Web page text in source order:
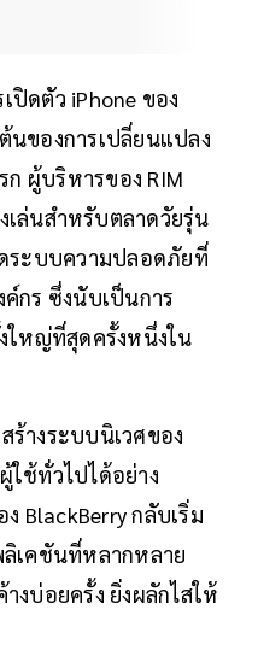
ปิดตัว iPhone ของ
นของการเปลี่ยนแปลง
ผู้บริหารของ RIM
เล่นสำหรับตลาดวัยรุ่น
ระบบความปลอดภัยที่
กร ซึ่งนับเป็นการ
ใหญ่ที่สุดครั้งหนึ่งใน
สร้างระบบนิเวศของ
ช้ทั่วไปได้อย่าง
BlackBerry กลับเริ่ม
เคชันที่หลากหลาย
งบ่อยครั้ง ยิ่งผลักไสให้